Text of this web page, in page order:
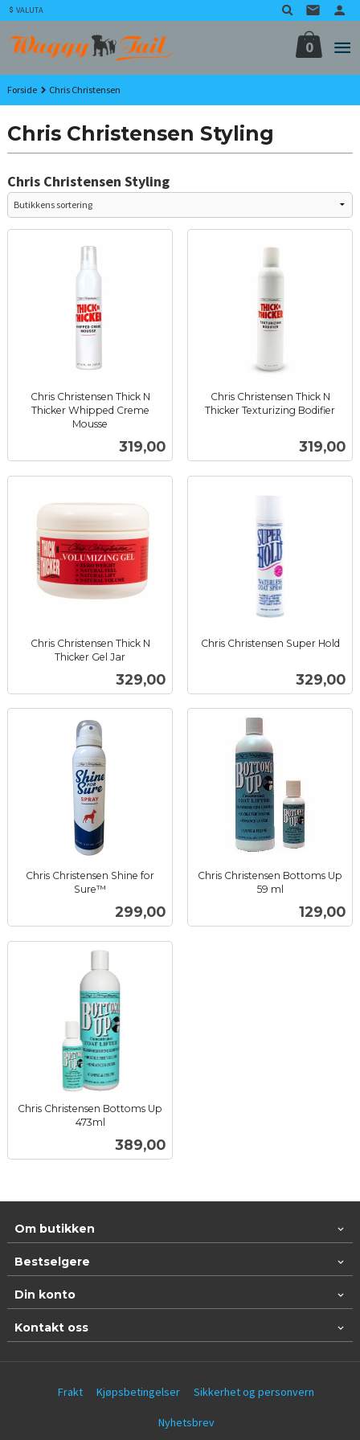
Gå
til
innholdet
VALUTA
0
Forside Chris Christensen
Chris Christensen Styling
Chris Christensen Styling
Chris Christensen Thick N
Thicker Whipped Creme
Mousse
Pris
319,00
Chris Christensen Thick N
Thicker Texturizing Bodifier
Pris
319,00
Chris Christensen Thick N
Thicker Gel Jar
Pris
329,00
Chris Christensen Super Hold
Pris
329,00
Chris Christensen Shine for
Sure™
Pris
299,00
Chris Christensen Bottoms Up
59 ml
Pris
129,00
Chris Christensen Bottoms Up
473ml
Pris
389,00
Om butikken
Bestselgere
Din konto
Kontakt oss
Frakt Kjøpsbetingelser Sikkerhet og personvern
Nyhetsbrev